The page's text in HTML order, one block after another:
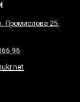
Промислова 25,
96